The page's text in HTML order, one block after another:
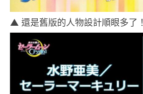
▲ 還是舊版的人物設計順眼多了！